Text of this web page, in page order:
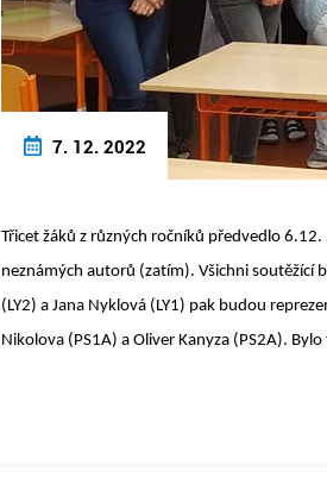
7. 12. 2022
Třicet žáků z různých ročníků předvedlo
neznámých autorů (zatím). Všichni soutěžící
(LY2) a Jana Nyklová (LY1) pak budou
Nikolova (PS1A) a Oliver Kanyza (PS2A).